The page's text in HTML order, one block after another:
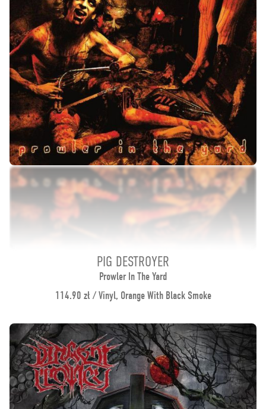
PIG DESTROYER
Prowler In The Yard
114.90 zł / Vinyl, Orange With Black Smoke